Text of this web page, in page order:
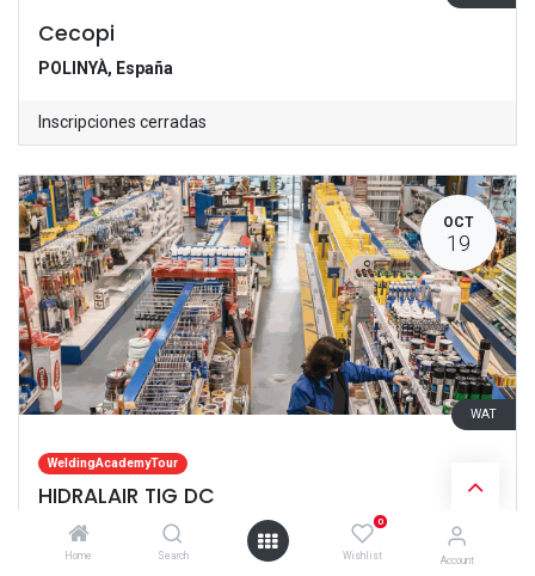
Home Search
0
Wishlist Account
Cecopi
POLINYÀ, España
Inscripciones cerradas
OCT
19
WeldingAcademyTour
HIDRALAIR TIG DC
WAT
VILANOVA DEL VALLÈS España